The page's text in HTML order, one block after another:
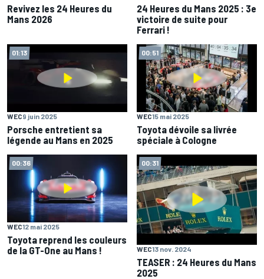
Revivez les 24 Heures du
Mans 2026
24 Heures du Mans 2025 : 3e
victoire de suite pour
Ferrari !
01:13
WEC9 juin 2025
Porsche entretient sa
légende au Mans en 2025
00:51
WEC15 mai 2025
Toyota dévoile sa livrée
spéciale à Cologne
00:36
WEC12 mai 2025
Toyota reprend les couleurs
de la GT-One au Mans !
00:31
WEC13 nov. 2024
TEASER : 24 Heures du Mans
2025